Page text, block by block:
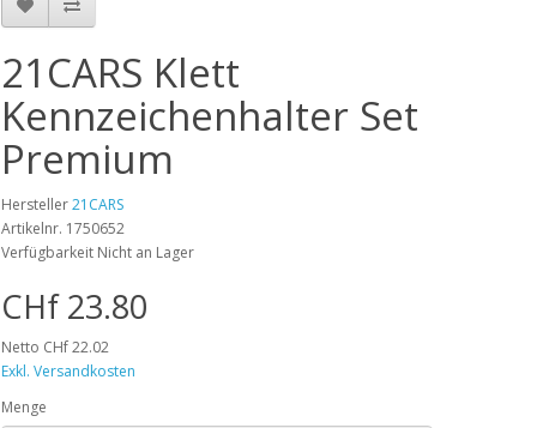
21CARS Klett
Kennzeichenhalter Set
Premium
Hersteller21CARS
Artikelnr. 1750652
Verfügbarkeit Nicht an Lager
CHf 23.80
Netto CHf 22.02
Exkl. Versandkosten
Menge